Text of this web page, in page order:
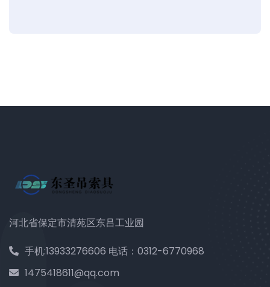
河北省保定市清苑区东吕工业园
手机:13933276606 电话：0312-6770968
1475418611@qq.com